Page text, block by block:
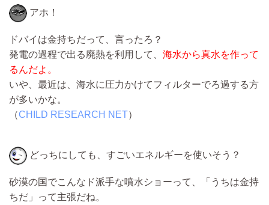
アホ！
ドバイは金持ちだって、言ったろ？
発電の過程で出る廃熱を利用して、 海水から真水を作って
るんだよ。
いや、最近は、海水に圧力かけてフィルターでろ過する方
が多いかな。
（CHILD RESEARCH NET）
どっちにしても、すごいエネルギーを使いそう？
砂漠の国でこんなド派手な噴水ショーって、「うちは金持
ちだ」って主張だね。